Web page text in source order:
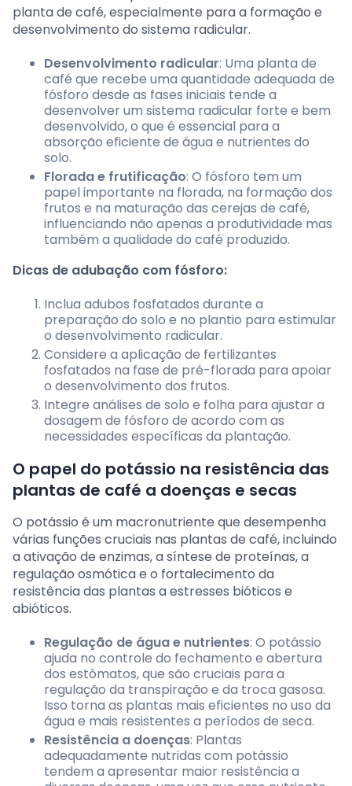
planta de café, especialmente para a formação e
desenvolvimento do sistema radicular.
Desenvolvimento radicular: Uma planta de
café que recebe uma quantidade adequada de
fósforo desde as fases iniciais tende a
desenvolver um sistema radicular forte e bem
desenvolvido, o que é essencial para a
absorção eficiente de água e nutrientes do
solo.
Florada e frutificação: O fósforo tem um
papel importante na florada, na formação dos
frutos e na maturação das cerejas de café,
influenciando não apenas a produtividade mas
também a qualidade do café produzido.
Dicas de adubação com fósforo:
Inclua adubos fosfatados durante a
preparação do solo e no plantio para estimular
o desenvolvimento radicular.
Considere a aplicação de fertilizantes
fosfatados na fase de pré-florada para apoiar
o desenvolvimento dos frutos.
Integre análises de solo e folha para ajustar a
dosagem de fósforo de acordo com as
necessidades específicas da plantação.
O papel do potássio na resistência das
plantas de café a doenças e secas
O potássio é um macronutriente que desempenha
várias funções cruciais nas plantas de café, incluindo
a ativação de enzimas, a síntese de proteínas, a
regulação osmótica e o fortalecimento da
resistência das plantas a estresses bióticos e
abióticos.
Regulação de água e nutrientes: O potássio
ajuda no controle do fechamento e abertura
dos estômatos, que são cruciais para a
regulação da transpiração e da troca gasosa.
Isso torna as plantas mais eficientes no uso da
água e mais resistentes a períodos de seca.
Resistência a doenças: Plantas
adequadamente nutridas com potássio
tendem a apresentar maior resistência a